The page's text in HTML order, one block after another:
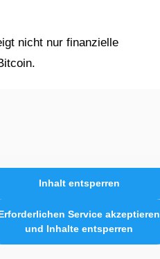
nicht nur finanzielle
Inhalt entsperren
Service akzeptieren
und Inhalte entsperren